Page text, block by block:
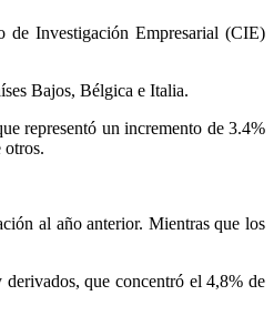
de Investigación Empresarial (CIE)
Bajos, Bélgica e Italia.
representó un incremento de 3.4%
otros.
al año anterior. Mientras que los
que concentró el 4,8% de